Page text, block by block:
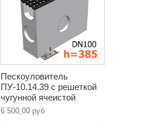
Пескоуловитель
ПУ-10.14.39 с решеткой
чугунной ячеистой
6 500,00 руб